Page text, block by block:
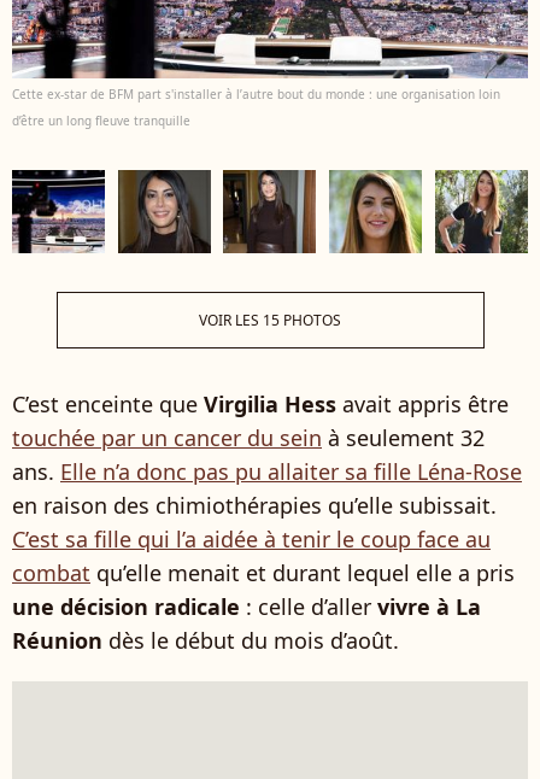
Cette ex-star de BFM part s'installer à l’autre bout du monde : une organisation loin
d’être un long fleuve tranquille
VOIR LES 15 PHOTOS
C’est enceinte que Virgilia Hess avait appris être
touchée par un cancer du sein à seulement 32
ans. Elle n’a donc pas pu allaiter sa fille Léna-Rose
en raison des chimiothérapies qu’elle subissait.
C’est sa fille qui l’a aidée à tenir le coup face au
combat qu’elle menait et durant lequel elle a pris
une décision radicale : celle d’aller vivre à La
Réunion dès le début du mois d’août.